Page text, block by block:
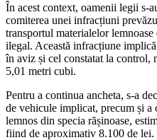
În acest context, oamenii legii s-
comiterea unei infracțiuni
transportul materialelor
ilegal. Această infracțiune
în aviz și cel constatat la
5,01 metri cubi.
Pentru a continua ancheta, s-a
de vehicule implicat, precum și
lemnos din specia rășinoase,
fiind de aproximativ 8.100 de lei.